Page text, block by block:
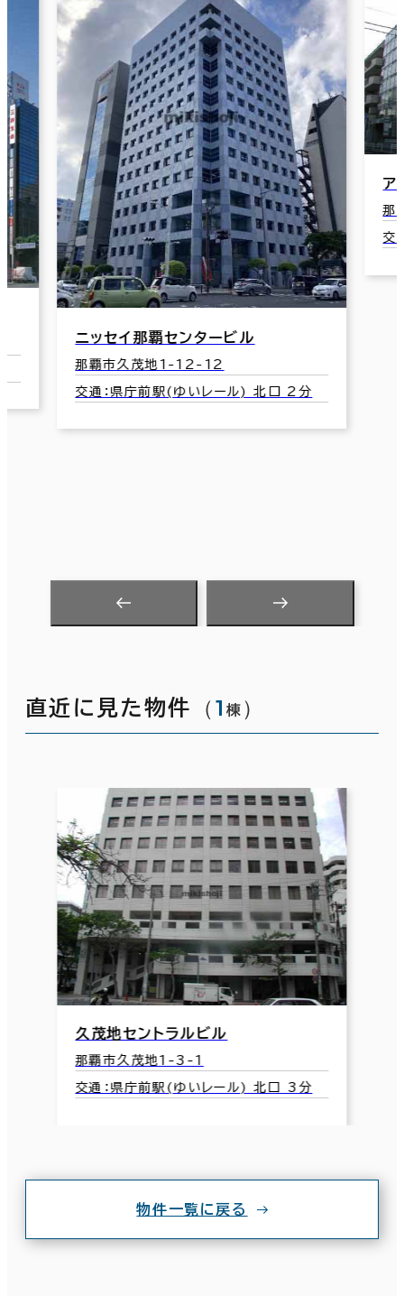
アルテビルディング那覇
那覇市久茂地3-15-9
交通：県庁前駅(ゆいレール) 東口 5分
直近に見た物件 （1 棟 ）
久茂地セントラルビル
那覇市久茂地1-3-1
交通：県庁前駅(ゆいレール) 北口 3分
物件一覧に戻る